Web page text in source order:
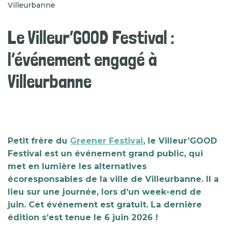
Villeurbanne
Le Villeur’GOOD Festival :
l’événement engagé à
Villeurbanne
Petit frère du Greener Festival, le Villeur’GOOD
Festival est un événement grand public, qui
met en lumière les alternatives
écoresponsables de la ville de Villeurbanne. Il a
lieu sur une journée, lors d’un week-end de
juin. Cet événement est gratuit. La dernière
édition s’est tenue le 6 juin 2026 !